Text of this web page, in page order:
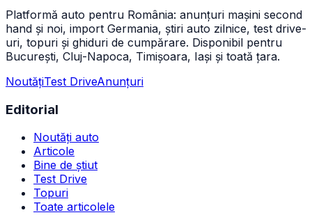
Platformă auto pentru România: anunțuri mașini second
hand și noi, import Germania, știri auto zilnice, test drive-
uri, topuri și ghiduri de cumpărare. Disponibil pentru
București, Cluj-Napoca, Timișoara, Iași și toată țara.
NoutățiTest DriveAnunțuri
Editorial
Noutăți auto
Articole
Bine de știut
Test Drive
Topuri
Toate articolele